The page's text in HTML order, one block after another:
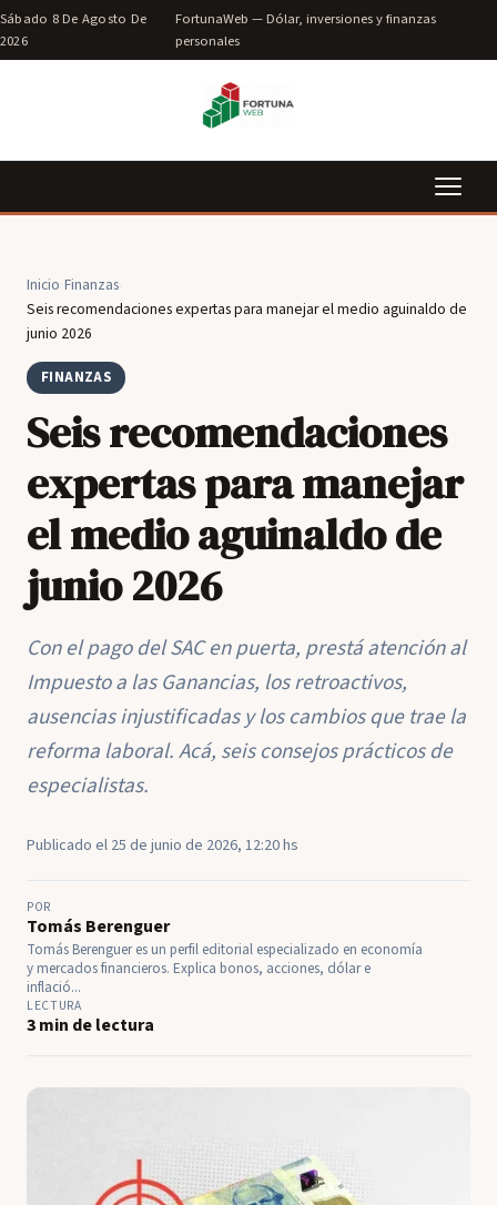
Sábado 8 De Agosto De
2026
FortunaWeb — Dólar, inversiones y finanzas
personales
Inicio Finanzas
Seis recomendaciones expertas para manejar el medio aguinaldo de
junio 2026
FINANZAS
Seis recomendaciones
expertas para manejar
el medio aguinaldo de
junio 2026
Con el pago del SAC en puerta, prestá atención al
Impuesto a las Ganancias, los retroactivos,
ausencias injustificadas y los cambios que trae la
reforma laboral. Acá, seis consejos prácticos de
especialistas.
Publicado el 25 de junio de 2026, 12:20 hs
POR
Tomás Berenguer
Tomás Berenguer es un perfil editorial especializado en economía
y mercados financieros. Explica bonos, acciones, dólar e
inflació...
LECTURA
3 min de lectura